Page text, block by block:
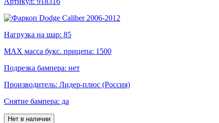
Нагрузка на шар: 85
MAX масса букс. прицепа: 1500
Подрезка бампера: нет
Производитель: Лидер-плюс (Россия)
Снятие бампера: да
Нет в наличии